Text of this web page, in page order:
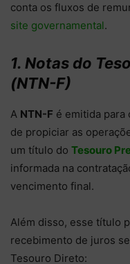
conta os fluxos de
site governamental.
1. Notas do
(NTN-F)
A NTN-F é emitida
de propiciar as
um título do Tesouro
informada na
vencimento final.
Além disso, esse título
recebimento de juros
Tesouro Direto: